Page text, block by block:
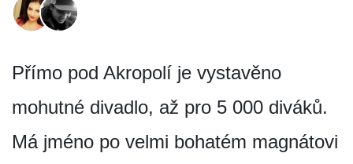
Přímo pod Akropolí je vystavěno
mohutné divadlo, až pro 5 000 diváků.
Má jméno po velmi bohatém magnátovi